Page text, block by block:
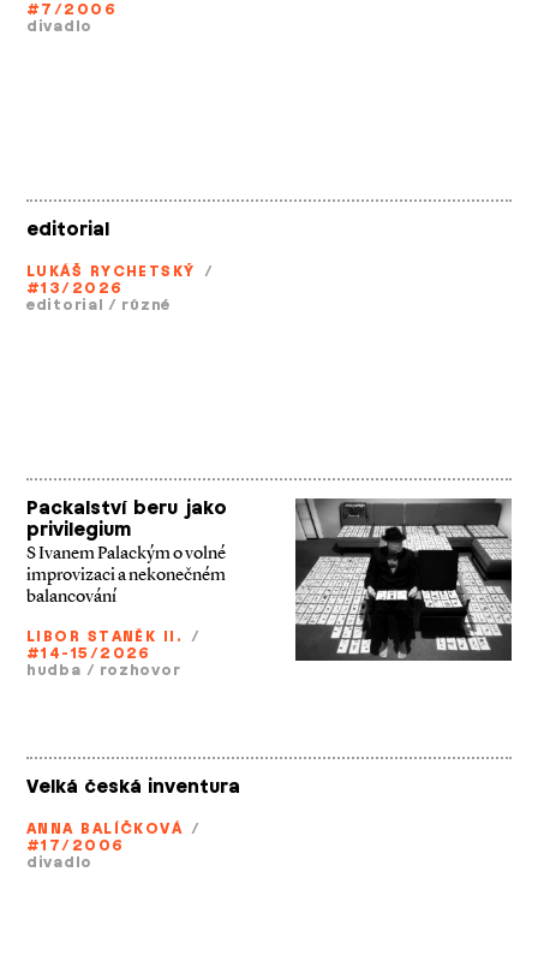
#7/2006
divadlo
editorial
LUKÁŠ RYCHETSKÝ /
#13/2026
editorial / různé
Packalství beru jako
privilegium
S Ivanem Palackým o volné
improvizaci a nekonečném
balancování
LIBOR STANĚK II. /
#14-15/2026
hudba / rozhovor
Velká česká inventura
ANNA BALÍČKOVÁ /
#17/2006
divadlo